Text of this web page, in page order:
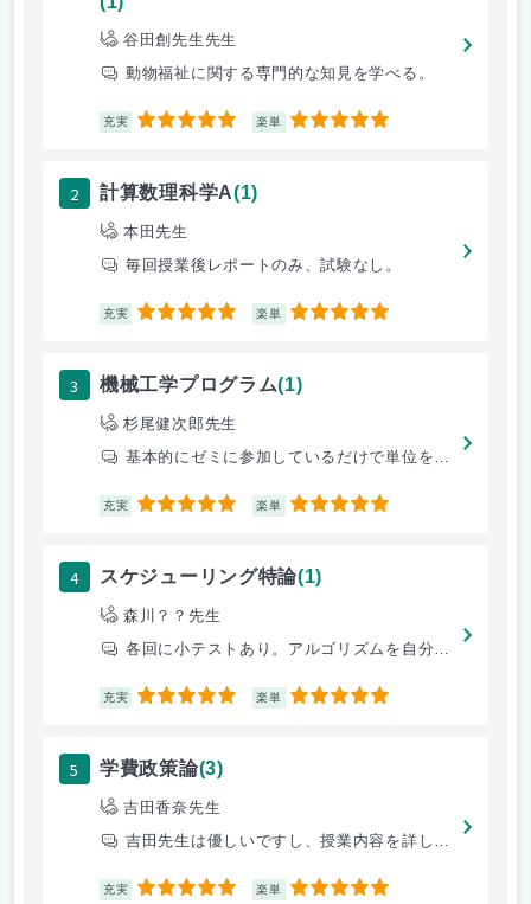
谷田創先生先生
動物福祉に関する専門的な知見を学べる。
充実 5 楽単 5
2 計算数理科学A(1)
本田先生
毎回授業後レポートのみ、試験なし。
充実 5 楽単 5
3 機械工学プログラム(1)
杉尾健次郎先生
基本的にゼミに参加しているだけで単位を貰える
充実 5 楽単 5
4 スケジューリング特論(1)
森川？？先生
各回に小テストあり。アルゴリズムを自分で実装すれば楽でいいと思う。
充実 5 楽単 5
5 学費政策論(3)
吉田香奈先生
吉田先生は優しいですし、授業内容を詳しくかつわかりやすく説明していただ
充実 5 楽単 5